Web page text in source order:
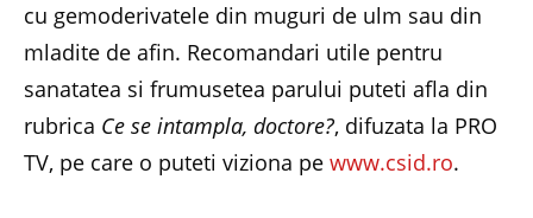
cu gemoderivatele din muguri de ulm sau din
mladite de afin. Recomandari utile pentru
sanatatea si frumusetea parului puteti afla din
rubrica Ce se intampla, doctore?, difuzata la PRO
TV, pe care o puteti viziona pe www.csid.ro.